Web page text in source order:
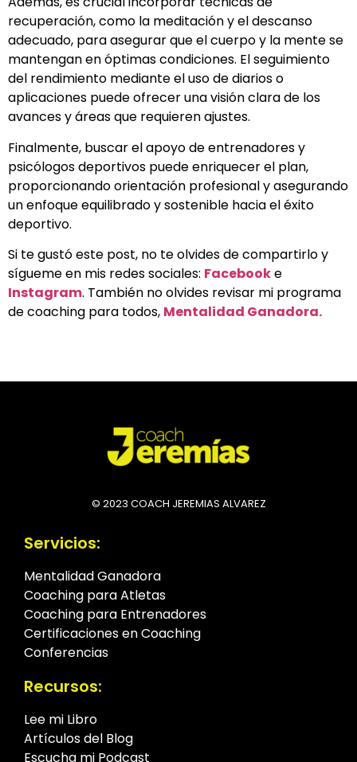
recuperación, como la meditación y el descanso
adecuado, para asegurar que el cuerpo y la mente se
mantengan en óptimas condiciones. El seguimiento
del rendimiento mediante el uso de diarios o
aplicaciones puede ofrecer una visión clara de los
avances y áreas que requieren ajustes.
Finalmente, buscar el apoyo de entrenadores y
psicólogos deportivos puede enriquecer el plan,
proporcionando orientación profesional y asegurando
un enfoque equilibrado y sostenible hacia el éxito
deportivo.
Si te gustó este post, no te olvides de compartirlo y
sígueme en mis redes sociales: Facebooke
Instagram. También no olvides revisar mi programa
de coaching para todos, Mentalidad Ganadora.
© 2023 COACH JEREMIAS ALVAREZ
Servicios:
Mentalidad Ganadora
Coaching para Atletas
Coaching para Entrenadores
Certificaciones en Coaching
Conferencias
Recursos:
Lee mi Libro
Artículos del Blog
Escucha mi Podcast